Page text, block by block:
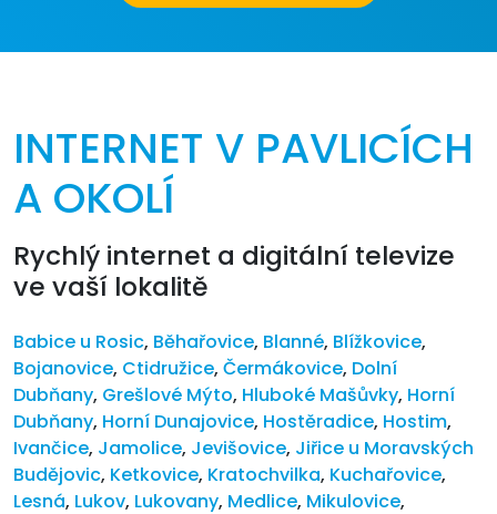
INTERNET V PAVLICÍCH
A OKOLÍ
Rychlý internet a digitální televize
ve vaší lokalitě
Babice u Rosic, Běhařovice, Blanné, Blížkovice,
Bojanovice, Ctidružice, Čermákovice, Dolní
Dubňany, Grešlové Mýto, Hluboké Mašůvky, Horní
Dubňany, Horní Dunajovice, Hostěradice, Hostim,
Ivančice, Jamolice, Jevišovice, Jiřice u Moravských
Budějovic, Ketkovice, Kratochvilka, Kuchařovice,
Lesná, Lukov, Lukovany, Medlice, Mikulovice,